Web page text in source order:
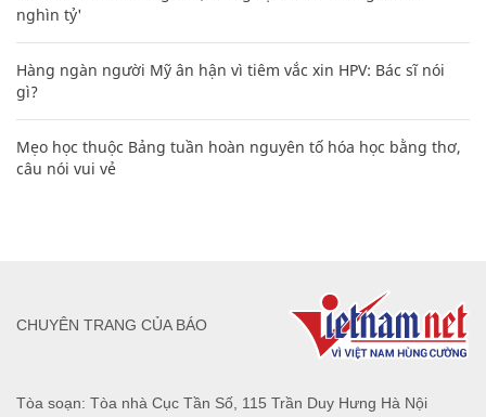
nghìn tỷ'
Hàng ngàn người Mỹ ân hận vì tiêm vắc xin HPV: Bác sĩ nói
gì?
Mẹo học thuộc Bảng tuần hoàn nguyên tố hóa học bằng thơ,
câu nói vui vẻ
Tòa soạn: Tòa nhà Cục Tần Số, 115 Trần Duy Hưng Hà Nội
CHUYÊN TRANG CỦA BÁO